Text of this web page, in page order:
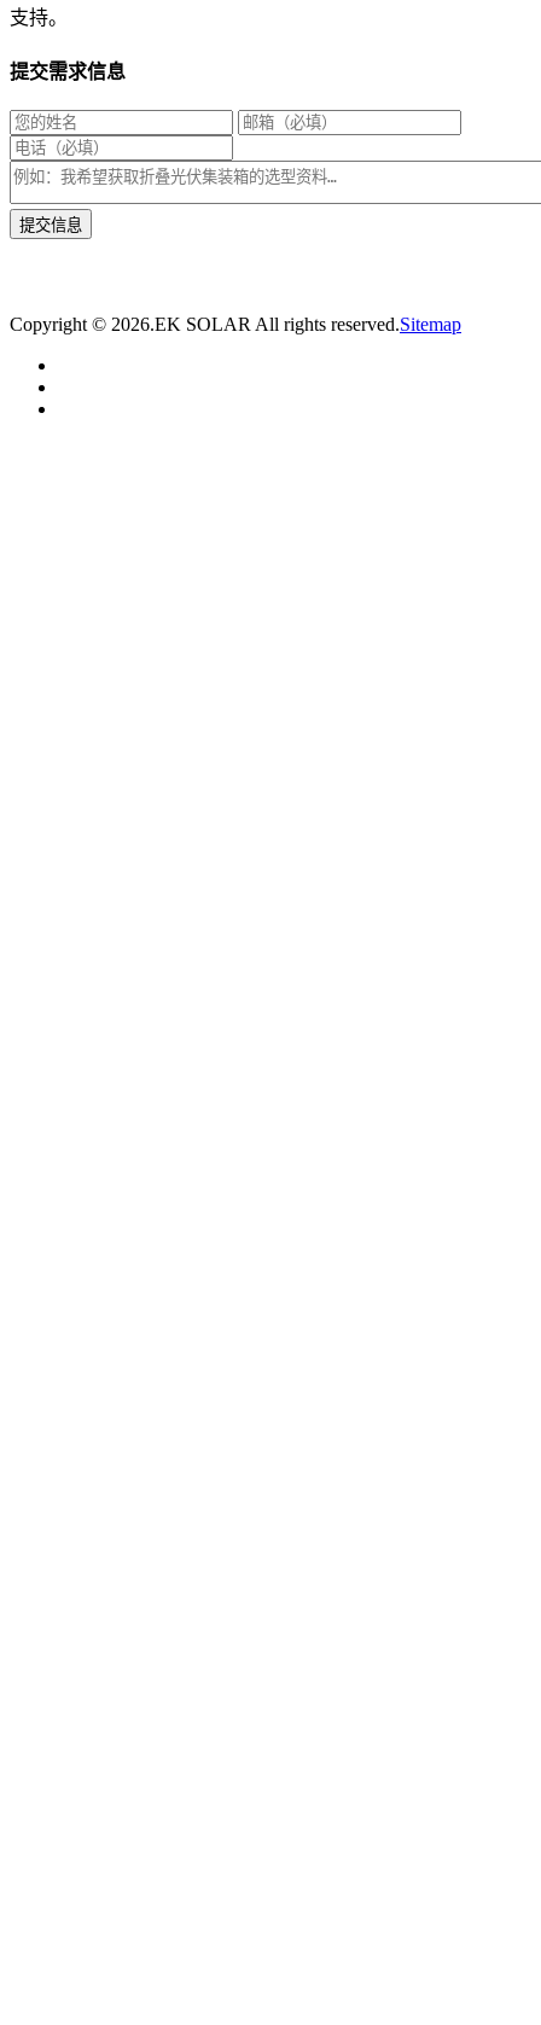
支持。
提交需求信息
Copyright © 2026.EK SOLAR All rights reserved.Sitemap